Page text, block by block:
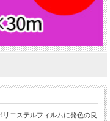
エステルフィルムに発色の良